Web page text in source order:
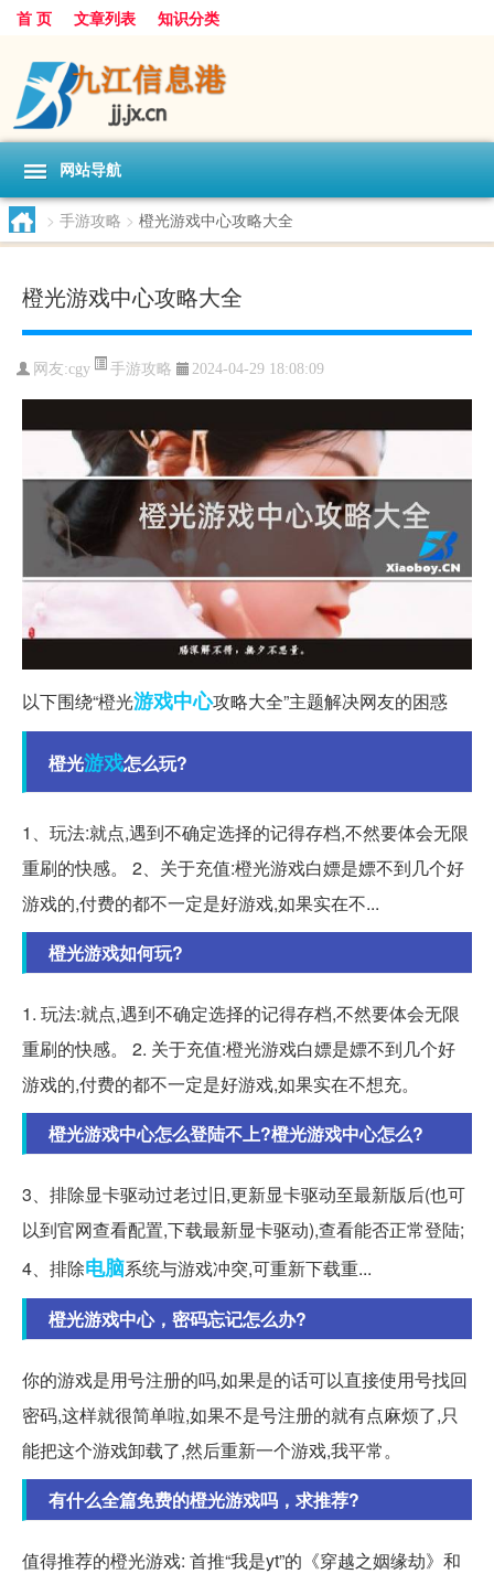
首 页 文章列表 知识分类
网站导航
> 手游攻略 > 橙光游戏中心攻略大全
橙光游戏中心攻略大全
网友:cgy 手游攻略 2024-04-29 18:08:09
以下围绕“橙光游戏中心攻略大全”主题解决网友的困惑
橙光游戏怎么玩?
1、玩法:就点,遇到不确定选择的记得存档,不然要体会无限
重刷的快感。 2、关于充值:橙光游戏白嫖是嫖不到几个好
游戏的,付费的都不一定是好游戏,如果实在不...
橙光游戏如何玩?
1. 玩法:就点,遇到不确定选择的记得存档,不然要体会无限
重刷的快感。 2. 关于充值:橙光游戏白嫖是嫖不到几个好
游戏的,付费的都不一定是好游戏,如果实在不想充。
橙光游戏中心怎么登陆不上?橙光游戏中心怎么?
3、排除显卡驱动过老过旧,更新显卡驱动至最新版后(也可
以到官网查看配置,下载最新显卡驱动),查看能否正常登陆;
4、排除电脑系统与游戏冲突,可重新下载重...
橙光游戏中心，密码忘记怎么办?
你的游戏是用号注册的吗,如果是的话可以直接使用号找回
密码,这样就很简单啦,如果不是号注册的就有点麻烦了,只
能把这个游戏卸载了,然后重新一个游戏,我平常。
有什么全篇免费的橙光游戏吗，求推荐?
值得推荐的橙光游戏: 首推“我是yt”的《穿越之姻缘劫》和